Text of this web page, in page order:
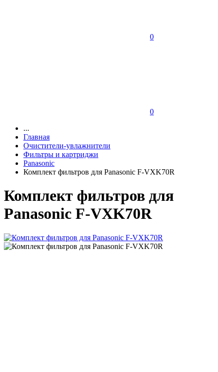
0
0
...
Главная
Очистители-увлажнители
Фильтры и картриджи
Panasonic
Комплект фильтров для Panasonic F-VXK70R
Комплект фильтров для
Panasonic F-VXK70R